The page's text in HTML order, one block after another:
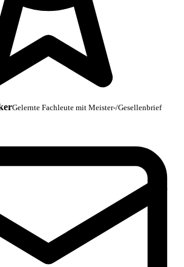
Gelernte Fachleute mit Meister-/Gesellenbrief